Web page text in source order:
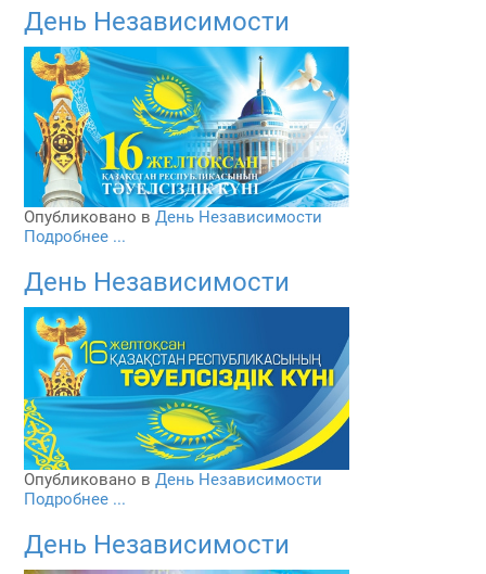
День Независимости
Опубликовано в День Независимости
Подробнее ...
День Независимости
Опубликовано в День Независимости
Подробнее ...
День Независимости